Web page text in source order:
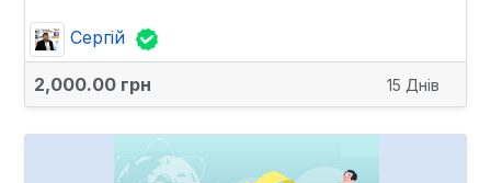
Сергій
2,000.00 грн 15 Днів